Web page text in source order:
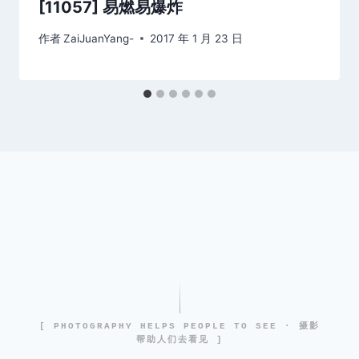
[11057] 易燃易爆炸
作者ZaiJuanYang- 2017 年 1 月 23 日
[ PHOTOGRAPHY HELPS PEOPLE TO SEE · 摄影
帮助人们去看见 ]